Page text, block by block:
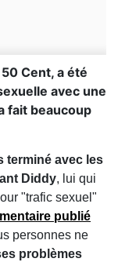
Cent, a été
avec une
fait beaucoup
terminé avec les
Diddy, lui qui
"trafic sexuel"
publié
personnes ne
problèmes